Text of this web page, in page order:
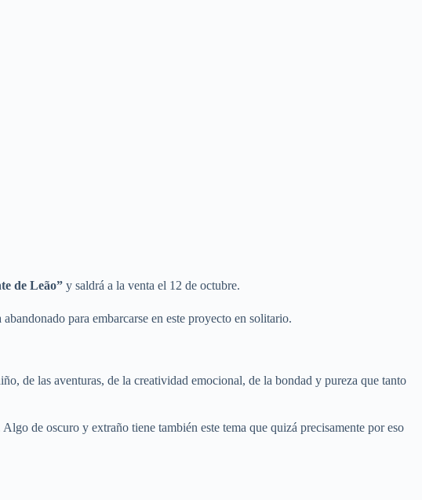
de Leão” y saldrá a la venta el 12 de octubre.
para embarcarse en este proyecto en solitario.
de las aventuras, de la creatividad emocional, de la bondad y pureza que tanto
de oscuro y extraño tiene también este tema que quizá precisamente por eso